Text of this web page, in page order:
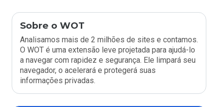
Sobre o WOT
Analisamos mais de 2 milhões de sites e contamos.
O WOT é uma extensão leve projetada para ajudá-lo
a navegar com rapidez e segurança. Ele limpará seu
navegador, o acelerará e protegerá suas
informações privadas.